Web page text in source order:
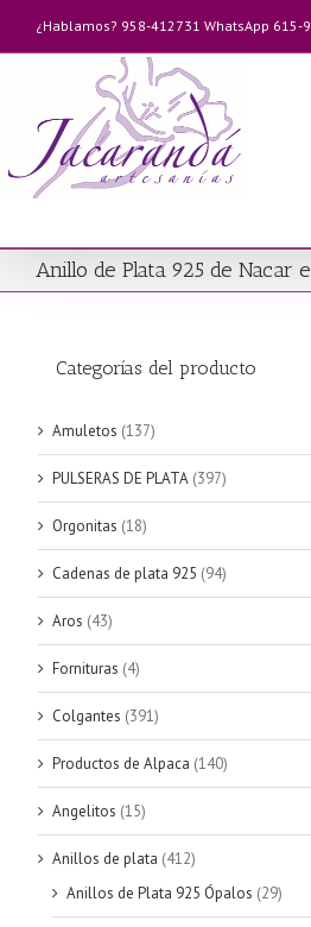
contenido
¿Hablamos? 958-412731 WhatsApp 615-
Anillo de Plata 925 de Nacar
Categorías del producto
Amuletos (137)
PULSERAS DE PLATA (397)
Orgonitas (18)
Cadenas de plata 925 (94)
Aros (43)
Fornituras (4)
Colgantes (391)
Productos de Alpaca (140)
Angelitos (15)
Anillos de plata (412)
Anillos de Plata 925 Ópalos (29)